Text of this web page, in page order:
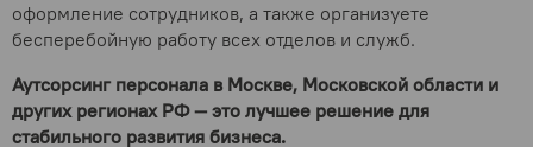
оформление сотрудников, а также организуете
бесперебойную работу всех отделов и служб.
Аутсорсинг персонала в Москве, Московской области и
других регионах РФ — это лучшее решение для
стабильного развития бизнеса.